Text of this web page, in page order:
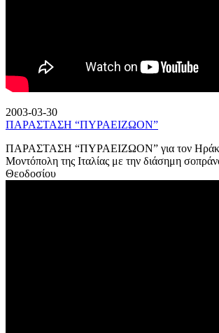
2003-03-30
ΠΑΡΑΣΤΑΣΗ “ΠΥΡΑΕΙΖΩΟΝ”
ΠΑΡΑΣΤΑΣΗ “ΠΥΡΑΕΙΖΩΟΝ” για τον
Μοντόπολη της Ιταλίας με την διάσημη
Θεοδοσίου